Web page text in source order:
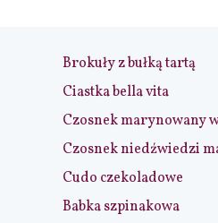
Brokuły z bułką tartą
Ciastka bella vita
Czosnek marynowany
Czosnek niedźwiedzi
Cudo czekoladowe
Babka szpinakowa